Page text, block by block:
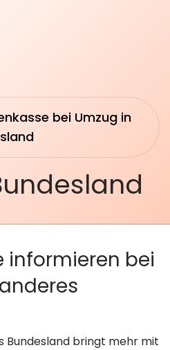
bei Umzug in
informieren bei
Bundesland bringt mehr mit